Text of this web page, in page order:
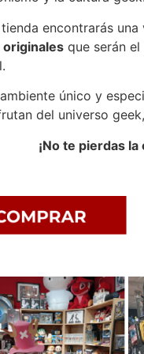
encontrarás
originales que serán
único y
del universo
¡No te pierdas